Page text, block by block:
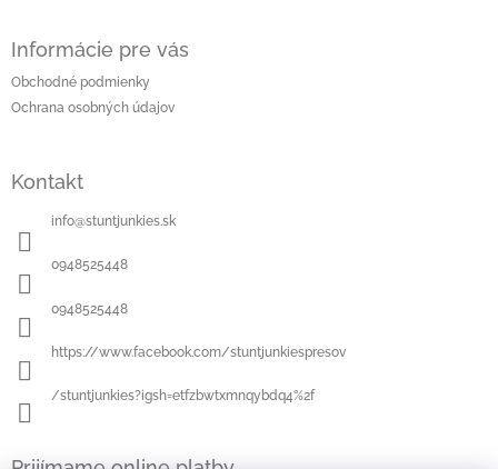
Informácie pre vás
Obchodné podmienky
Ochrana osobných údajov
Kontakt
info@stuntjunkies.sk
0948525448
0948525448
https://www.facebook.com/stuntjunkiespresov
/stuntjunkies?igsh=etfzbwtxmnqybdq4%2f